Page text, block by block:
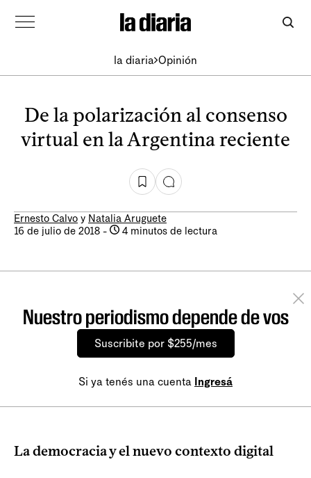
la diaria Opinión
De la polarización al consenso
virtual en la Argentina reciente
Ernesto Calvo y Natalia Aruguete
16 de julio de 2018 - 4 minutos de lectura
Nuestro periodismo depende de vos
Suscribite por $255/mes
Si ya tenés una cuenta Ingresá
La democracia y el nuevo contexto digital